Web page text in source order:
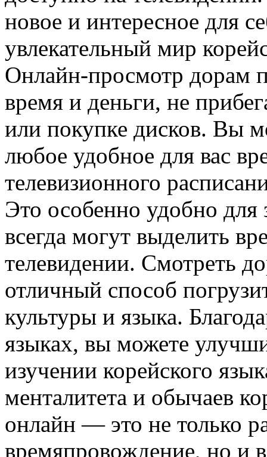
новое и интересное для
увлекательный мир
Онлайн-просмотр дорам
время и деньги, не
или покупке дисков. Вы
любое удобное для вас
телевизионного
Это особенно удобно
всегда могут выделить
телевидении. Смотреть
отличный способ
культуры и языка.
языках, вы можете
изучении корейского
менталитета и обычаев
онлайн — это не только
времяпровождение, но и